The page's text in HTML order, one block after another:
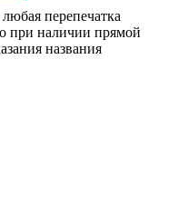
перепечатка
при наличии прямой
названия